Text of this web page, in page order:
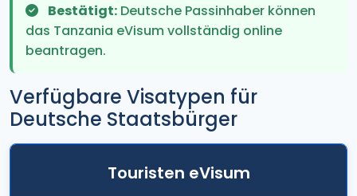
Bestätigt: Deutsche Passinhaber können
das Tanzania eVisum vollständig online
beantragen.
Verfügbare Visatypen für
Deutsche Staatsbürger
Touristen eVisum